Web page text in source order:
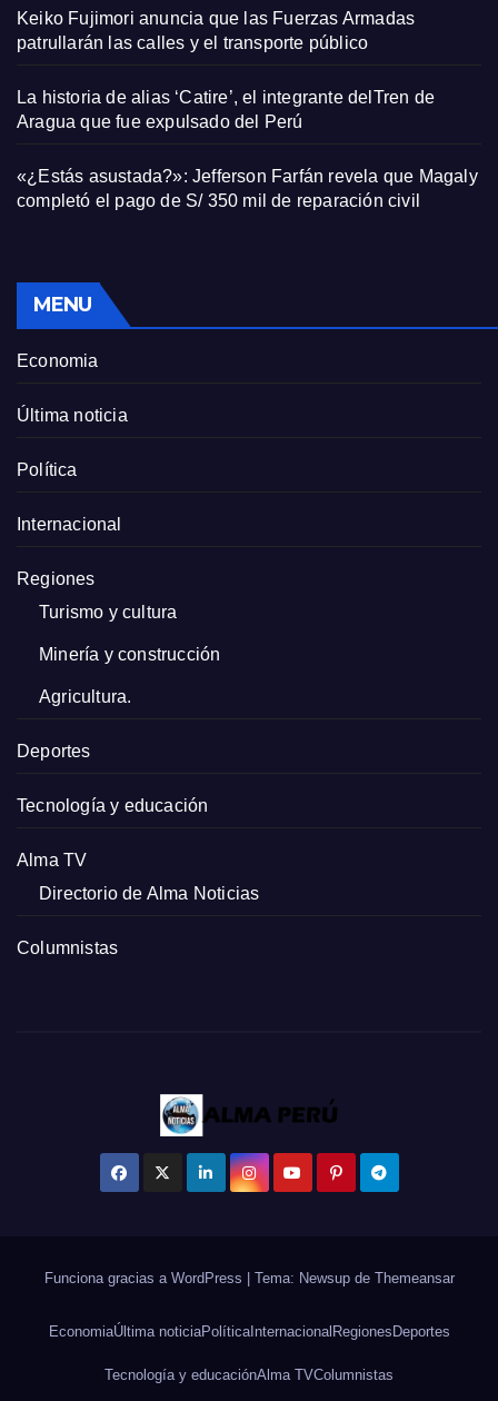
Keiko Fujimori anuncia que las Fuerzas Armadas
patrullarán las calles y el transporte público
La historia de alias ‘Catire’, el integrante delTren de
Aragua que fue expulsado del Perú
«¿Estás asustada?»: Jefferson Farfán revela que Magaly
completó el pago de S/ 350 mil de reparación civil
MENU
Economia
Última noticia
Política
Internacional
Regiones
Turismo y cultura
Minería y construcción
Agricultura.
Deportes
Tecnología y educación
Alma TV
Directorio de Alma Noticias
Columnistas
Funciona gracias a WordPress Tema: Newsup de Themeansar
EconomiaÚltima noticiaPolíticaInternacional Regiones Deportes
Tecnología y educaciónAlma TVColumnistas